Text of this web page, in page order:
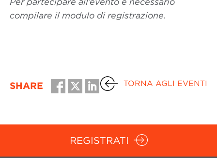
compilare il modulo di registrazione.
SHARE TORNA AGLI EVENTI
REGISTRATI